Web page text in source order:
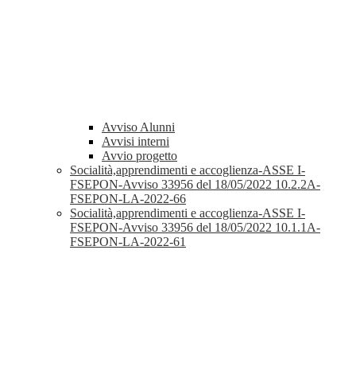
Avviso Alunni
Avvisi interni
Avvio progetto
Socialità,apprendimenti e accoglienza-ASSE I-
FSEPON-Avviso 33956 del 18/05/2022 10.2.2A-
FSEPON-LA-2022-66
Socialità,apprendimenti e accoglienza-ASSE I-
FSEPON-Avviso 33956 del 18/05/2022 10.1.1A-
FSEPON-LA-2022-61